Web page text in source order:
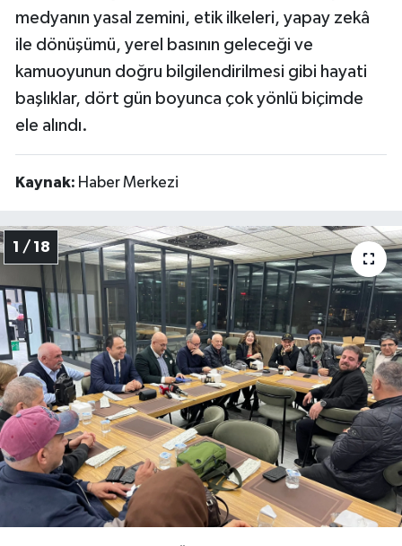
medyanın yasal zemini, etik ilkeleri, yapay zekâ
ile dönüşümü, yerel basının geleceği ve
kamuoyunun doğru bilgilendirilmesi gibi hayati
başlıklar, dört gün boyunca çok yönlü biçimde
ele alındı.
Kaynak: Haber Merkezi
1 / 18